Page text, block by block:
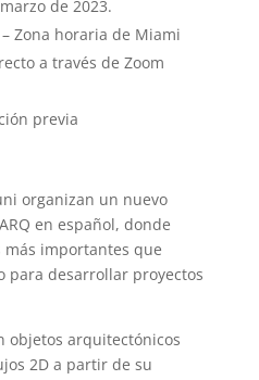
de 2023.
– Zona horaria de Miami
a través de Zoom
previa
organizan un nuevo
en español, donde
importantes que
para desarrollar proyectos
objetos arquitectónicos
2D a partir de su